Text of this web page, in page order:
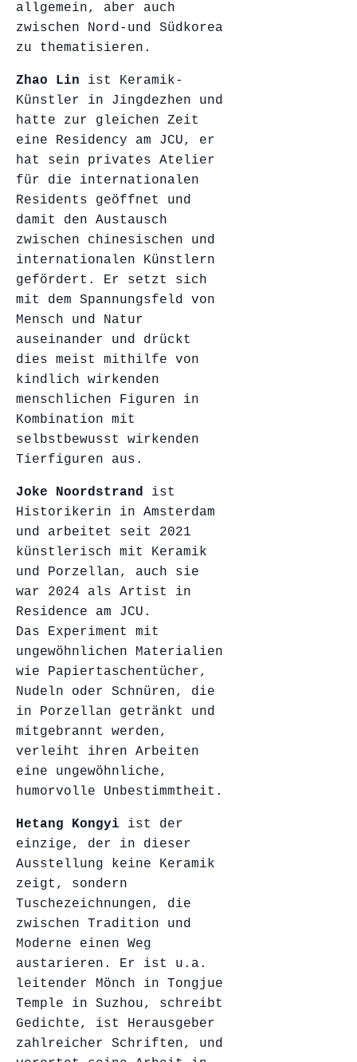
allgemein, aber auch
zwischen Nord-und Südkorea
zu thematisieren.
Zhao Lin ist Keramik-
Künstler in Jingdezhen und
hatte zur gleichen Zeit
eine Residency am JCU, er
hat sein privates Atelier
für die internationalen
Residents geöffnet und
damit den Austausch
zwischen chinesischen und
internationalen Künstlern
gefördert. Er setzt sich
mit dem Spannungsfeld von
Mensch und Natur
auseinander und drückt
dies meist mithilfe von
kindlich wirkenden
menschlichen Figuren in
Kombination mit
selbstbewusst wirkenden
Tierfiguren aus.
Joke Noordstrand ist
Historikerin in Amsterdam
und arbeitet seit 2021
künstlerisch mit Keramik
und Porzellan, auch sie
war 2024 als Artist in
Residence am JCU.
Das Experiment mit
ungewöhnlichen Materialien
wie Papiertaschentücher,
Nudeln oder Schnüren, die
in Porzellan getränkt und
mitgebrannt werden,
verleiht ihren Arbeiten
eine ungewöhnliche,
humorvolle Unbestimmtheit.
Hetang Kongyi ist der
einzige, der in dieser
Ausstellung keine Keramik
zeigt, sondern
Tuschezeichnungen, die
zwischen Tradition und
Moderne einen Weg
austarieren. Er ist u.a.
leitender Mönch in Tongjue
Temple in Suzhou, schreibt
Gedichte, ist Herausgeber
zahlreicher Schriften, und